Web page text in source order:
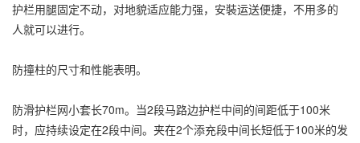
护栏用腿固定不动，对地貌适应能力强，安裝运送便捷，不用多的
人就可以进行。
防撞柱的尺寸和性能表明。
防滑护栏网小套长70m。当2段马路边护栏中间的间距低于100米
时，应持续设定在2段中间。夹在2个添充段中间长短低于100米的发